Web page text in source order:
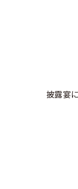
披露宴